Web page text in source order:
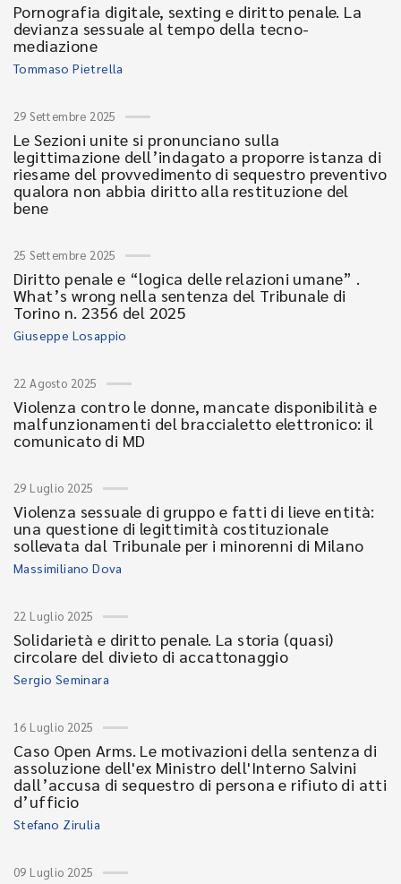
Pornografia digitale, sexting e diritto penale. La
devianza sessuale al tempo della tecno-
mediazione
Tommaso Pietrella
29 Settembre 2025
Le Sezioni unite si pronunciano sulla
legittimazione dell’indagato a proporre istanza di
riesame del provvedimento di sequestro preventivo
qualora non abbia diritto alla restituzione del
bene
25 Settembre 2025
Diritto penale e “logica delle relazioni umane” .
What’s wrong nella sentenza del Tribunale di
Torino n. 2356 del 2025
Giuseppe Losappio
22 Agosto 2025
Violenza contro le donne, mancate disponibilità e
malfunzionamenti del braccialetto elettronico: il
comunicato di MD
29 Luglio 2025
Violenza sessuale di gruppo e fatti di lieve entità:
una questione di legittimità costituzionale
sollevata dal Tribunale per i minorenni di Milano
Massimiliano Dova
22 Luglio 2025
Solidarietà e diritto penale. La storia (quasi)
circolare del divieto di accattonaggio
Sergio Seminara
16 Luglio 2025
Caso Open Arms. Le motivazioni della sentenza di
assoluzione dell'ex Ministro dell'Interno Salvini
dall’accusa di sequestro di persona e rifiuto di atti
d’ufficio
Stefano Zirulia
09 Luglio 2025